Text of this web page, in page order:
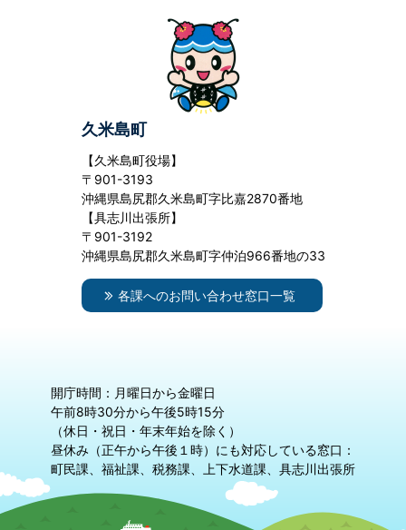
久米島町
【久米島町役場】
〒901-3193
沖縄県島尻郡久米島町字比嘉2870番地
【具志川出張所】
〒901-3192
沖縄県島尻郡久米島町字仲泊966番地の33
各課へのお問い合わせ窓口一覧
開庁時間：月曜日から金曜日
午前8時30分から午後5時15分
（休日・祝日・年末年始を除く）
昼休み（正午から午後１時）にも対応している窓口：
町民課、福祉課、税務課、上下水道課、具志川出張所